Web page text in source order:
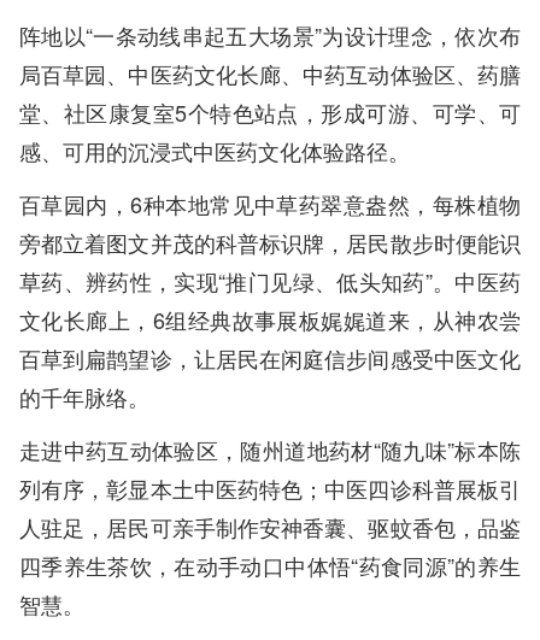
阵地以“一条动线串起五大场景”为设计理念，依次布
局百草园、中医药文化长廊、中药互动体验区、药膳
堂、社区康复室5个特色站点，形成可游、可学、可
感、可用的沉浸式中医药文化体验路径。
百草园内，6种本地常见中草药翠意盎然，每株植物
旁都立着图文并茂的科普标识牌，居民散步时便能识
草药、辨药性，实现“推门见绿、低头知药”。中医药
文化长廊上，6组经典故事展板娓娓道来，从神农尝
百草到扁鹊望诊，让居民在闲庭信步间感受中医文化
的千年脉络。
走进中药互动体验区，随州道地药材“随九味”标本陈
列有序，彰显本土中医药特色；中医四诊科普展板引
人驻足，居民可亲手制作安神香囊、驱蚊香包，品鉴
四季养生茶饮，在动手动口中体悟“药食同源”的养生
智慧。